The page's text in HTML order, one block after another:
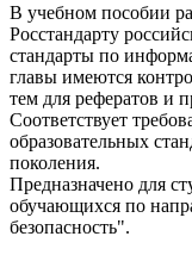
В учебном пособии
Росстандарту
стандарты по
главы имеются
тем для рефератов и
Соответствует
образовательных
поколения.
Предназначено для
обучающихся по
безопасность".